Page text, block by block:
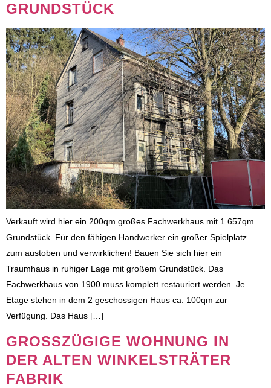
RUNDSTÜCK
Verkauft wird hier ein 200qm großes Fachwerkhaus mit 1.657qm
Grundstück. Für den fähigen Handwerker ein großer Spielplatz
zum austoben und verwirklichen! Bauen Sie sich hier ein
Traumhaus in ruhiger Lage mit großem Grundstück. Das
Fachwerkhaus von 1900 muss komplett restauriert werden. Je
Etage stehen in dem 2 geschossigen Haus ca. 100qm zur
Verfügung. Das Haus […]
GROSSZÜGIGE WOHNUNG IN D
ER ALTEN WINKELSTRÄTER F
ABRIK